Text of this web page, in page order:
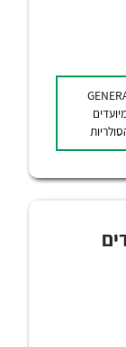
מוצרי היצרן